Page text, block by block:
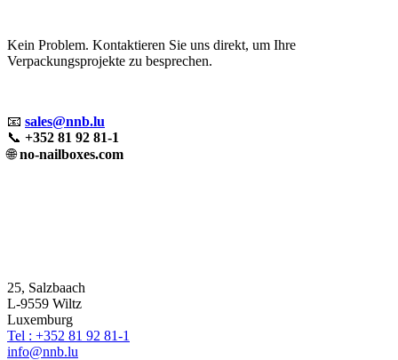
Kein Problem. Kontaktieren Sie uns direkt, um Ihre
Verpackungsprojekte zu besprechen.
📧 sales@nnb.lu
📞 +352 81 92 81-1
🌐no-nailboxes.com
25, Salzbaach
L-9559 Wiltz
Luxemburg
Tel : +352 81 92 81-1
info@nnb.lu